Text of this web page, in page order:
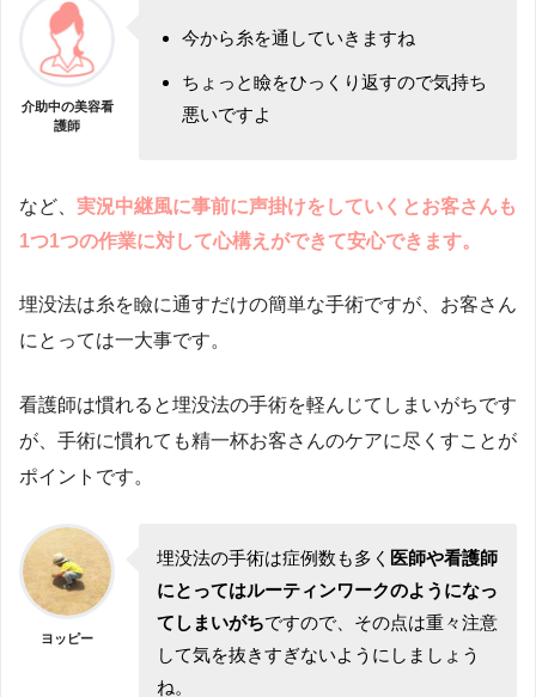
介助中の美容看
護師
今から糸を通していきますね
ちょっと瞼をひっくり返すので気持ち
悪いですよ
など、 実況中継風に事前に声掛けをしていくとお客さんも
1つ1つの作業に対して心構えができて安心できます。
埋没法は糸を瞼に通すだけの簡単な手術ですが、お客さん
にとっては一大事です。
看護師は慣れると埋没法の手術を軽んじてしまいがちです
が、手術に慣れても精一杯お客さんのケアに尽くすことが
ポイントです。
ヨッピー
埋没法の手術は症例数も多く 医師や看護師
にとってはルーティンワークのようになっ
てしまいがちですので、その点は重々注意
して気を抜きすぎないようにしましょう
ね。